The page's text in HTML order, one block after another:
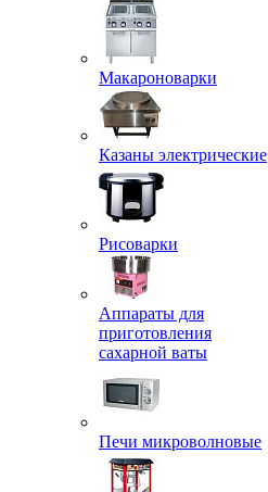
Макароноварки
Казаны электрические
Рисоварки
Аппараты для
приготовления
сахарной ваты
Печи микроволновые